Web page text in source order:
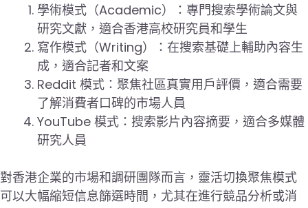
學術模式（Academic）：專門搜索學術論文與
研究文獻，適合香港高校研究員和學生
寫作模式（Writing）：在搜索基礎上輔助內容生
成，適合記者和文案
Reddit 模式：聚焦社區真實用戶評價，適合需要
了解消費者口碑的市場人員
YouTube 模式：搜索影片內容摘要，適合多媒體
研究人員
對香港企業的市場和調研團隊而言，靈活切換聚焦模式
可以大幅縮短信息篩選時間，尤其在進行競品分析或消